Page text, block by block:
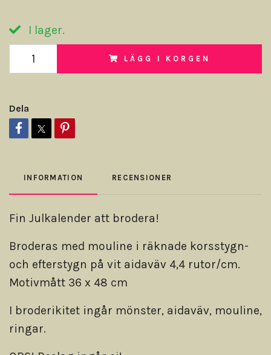
I lager.
LÄGG I KORGEN
Dela
INFORMATION RECENSIONER
Fin Julkalender att brodera!
Broderas med mouline i räknade korsstygn-
och efterstygn på vit aidaväv 4,4 rutor/cm.
Motivmått 36 x 48 cm
I broderikitet ingår mönster, aidaväv, mouline,
ringar.